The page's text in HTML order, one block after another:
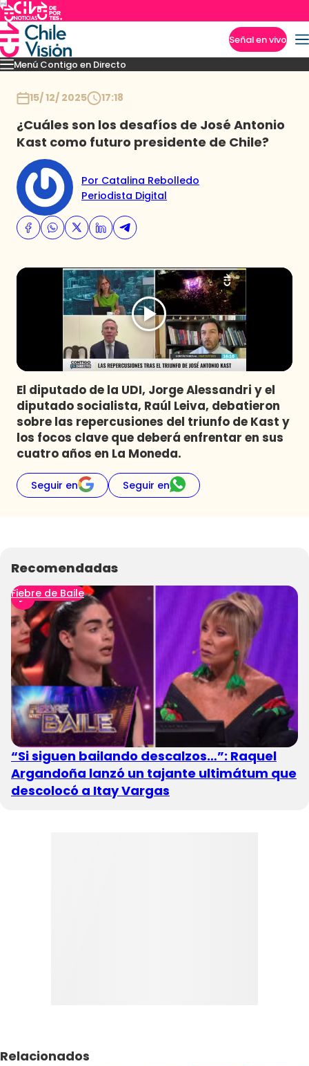
Señal en vivo
Menú Contigo en Directo
Momentos Novedades
15/ 12/ 2025 17:18
¿Cuáles son los desafíos de José Antonio
Kast como futuro presidente de Chile?
Por Catalina Rebolledo
Periodista Digital
El diputado de la UDI, Jorge Alessandri y el
diputado socialista, Raúl Leiva, debatieron
sobre las repercusiones del triunfo de Kast y
los focos clave que deberá enfrentar en sus
cuatro años en La Moneda.
Seguir en Seguir en
Recomendadas
Fiebre de Baile
“Si siguen bailando descalzos…”: Raquel
Argandoña lanzó un tajante ultimátum que
descolocó a Itay Vargas
Relacionados
Imperdibles
Programas
Club De La Comedia
Contigo en Directo
Plan Perfecto
El Tiempo
Sabingo
Todos Los Programas